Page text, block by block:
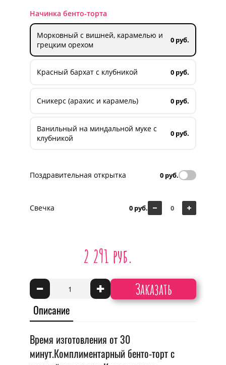
2 291 руб.
Заказать
- +
Начинка бенто-торта
Морковный с вишней, карамелью и
грецким орехом
0 руб.
Красный бархат с клубникой 0 руб.
Сникерс (арахис и карамель) 0 руб.
Ванильный на миндальной муке с
клубникой
0 руб.
Поздравительная открытка 0 руб.
Свечка 0 руб.
Описание
Время изготовления от 30
минут.Комплиментарный бенто-торт с